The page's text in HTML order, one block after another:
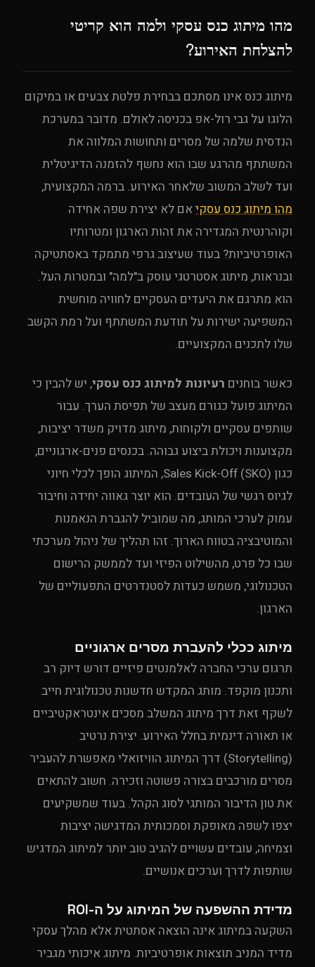
מהו מיתוג כנס עסקי ולמה הוא קריטי
להצלחת האירוע?
מיתוג כנס אינו מסתכם בבחירת פלטת צבעים או במיקום
הלוגו על גבי רול-אפ בכניסה לאולם. מדובר במערכת
הנדסית שלמה של מסרים ותחושות המלווה את
המשתתף מהרגע שבו הוא נחשף להזמנה הדיגיטלית
ועד לשלב המשוב שלאחר האירוע. ברמה המקצועית,
מהו מיתוג כנס עסקיאם לא יצירת שפה אחידה
וקוהרנטית המגדירה את זהות הארגון ומטרותיו
האופרטיביות? בעוד שעיצוב גרפי מתמקד באסתטיקה
ובנראות, מיתוג אסטרטגי עוסק ב"למה" ובמטרות העל.
הוא מתרגם את היעדים העסקיים לחוויה מוחשית
המשפיעה ישירות על תודעת המשתתף ועל רמת הקשב
שלו לתכנים המקצועיים.
כאשר בוחנים רעיונות למיתוג כנס עסקי, יש להבין כי
המיתוג פועל כגורם מעצב של תפיסת הערך. עבור
שותפים עסקיים ולקוחות, מיתוג מדויק משדר יציבות,
מקצוענות ויכולת ביצוע גבוהה. בכנסים פנים-ארגוניים,
כגון Sales Kick-Off (SKO), המיתוג הופך לכלי חיוני
לגיוס רגשי של העובדים. הוא יוצר גאווה יחידה וחיבור
עמוק לערכי המותג, מה שמוביל להגברת הנאמנות
והמוטיבציה בטווח הארוך. זהו תהליך של ניהול מערכתי
שבו כל פרט, מהשילוט הפיזי ועד לממשק הרישום
הטכנולוגי, משמש כעדות לסטנדרטים התפעוליים של
הארגון.
מיתוג ככלי להעברת מסרים ארגוניים
תרגום ערכי החברה לאלמנטים פיזיים דורש דיוק רב
ותכנון מוקפד. מותג המקדש חדשנות טכנולוגית חייב
לשקף זאת דרך מיתוג המשלב מסכים אינטראקטיביים
או תאורה דינמית בחלל האירוע. יצירת נרטיב
(Storytelling) דרך המיתוג הוויזואלי מאפשרת להעביר
מסרים מורכבים בצורה פשוטה וזכירה. חשוב להתאים
את טון הדיבור המותגי לסוג הקהל. בעוד שמשקיעים
יצפו לשפה מאופקת וסמכותית המדגישה יציבות
וצמיחה, עובדים עשויים להגיב טוב יותר למיתוג המדגיש
שותפות לדרך וערכים אנושיים.
מדידת ההשפעה של המיתוג על ה-ROI
השקעה במיתוג אינה הוצאה אסתטית אלא מהלך עסקי
מדיד המניב תוצאות אופרטיביות. מיתוג איכותי מגביר